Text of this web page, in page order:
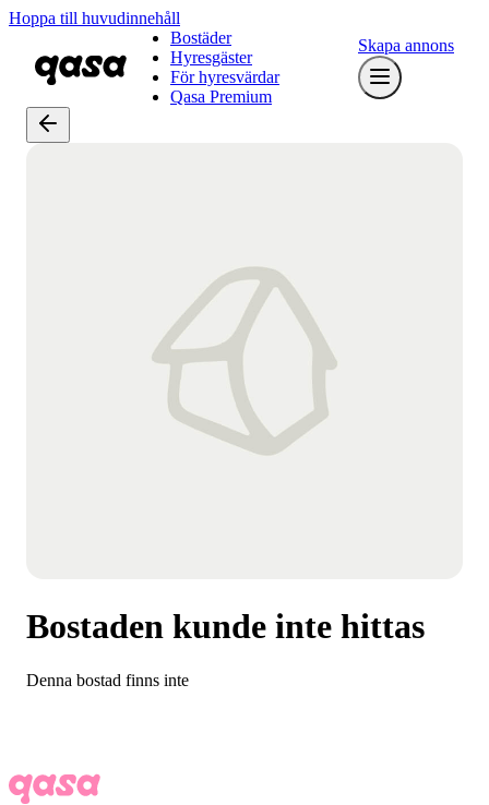
Hoppa till huvudinnehåll
Bostäder
Hyresgäster
För hyresvärdar
Qasa Premium
Skapa annons
Bostaden kunde inte hittas
Denna bostad finns inte